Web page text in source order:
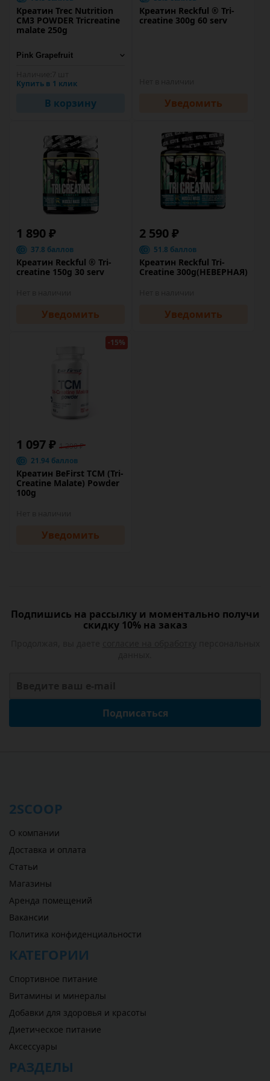
Креатин Trec Nutrition
CM3 POWDER Tricreatine
malate 250g
Купить в 1 клик
В корзину
Креатин Reckful ® Tri-
creatine 300g 60 serv
Уведомить
1 890 ₽
37.8 баллов
Креатин Reckful ® Tri-
creatine 150g 30 serv
Уведомить
2 590 ₽
51.8 баллов
Креатин Reckful Tri-
Creatine 300g(НЕВЕРНАЯ)
Уведомить
-15%
1 097 ₽ 1 290 ₽
21.94 баллов
Креатин BeFirst TCM (Tri-
Creatine Malate) Powder
100g
Уведомить
Подпишись на рассылку и моментально получи
скидку 10% на заказ
Подписаться
2SCOOP
О компании
Доставка и оплата
Статьи
Магазины
Аренда помещений
Вакансии
Политика конфиденциальности
КАТЕГОРИИ
Спортивное питание
Витамины и минералы
Добавки для здоровья и красоты
Диетическое питание
Аксессуары
РАЗДЕЛЫ